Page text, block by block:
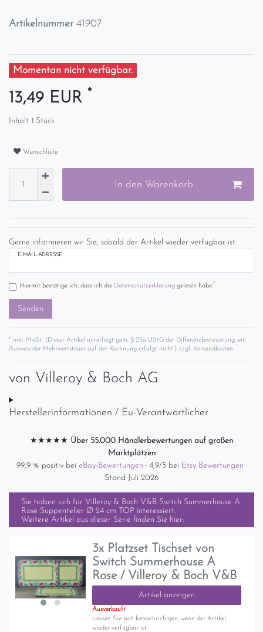
Artikelnummer 41907
Momentan nicht verfügbar.
13,49 EUR *
Inhalt 1 Stück
Wunschliste
In den Warenkorb
Gerne informieren wir Sie, sobald der Artikel wieder verfügbar ist.
E-MAIL-ADRESSE
Hiermit bestätige ich, dass ich die Daten­schutz­erklärunggelesen habe.*
Senden
* inkl. MwSt. (Dieser Artikel unterliegt gem. § 25a UStG der Differenzbesteuerung, ein
Ausweis der Mehrwertsteuer auf der Rechnung erfolgt nicht.) zzgl. Versandkosten
von Villeroy & Boch AG
Herstellerinformationen / Eu-Verantwortlicher
★★★★★ Über 55.000 Händlerbewertungen auf großen
Marktplätzen
99,9 % positiv bei eBay-Bewertungen · 4,9/5 bei Etsy-Bewertungen ·
Stand Juli 2026
Sie haben sich für Villeroy & Boch V&B Switch Summerhouse A
Rose Suppenteller Ø 24 cm TOP interessiert.
Weitere Artikel aus dieser Serie finden Sie hier:
3x Platzset Tischset von
Switch Summerhouse A
Rose / Villeroy & Boch V&B
Artikel anzeigen
Ausverkauft
Lassen Sie sich benachrichigen, wenn der Artikel
wieder verfügbar ist.